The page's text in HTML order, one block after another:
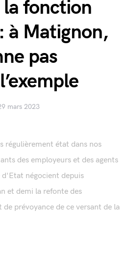
la fonction
à Matignon,
pas
mars 2023
régulièrement état dans nos
des employeurs et des agents
négocient depuis
et demi la refonte des
prévoyance de ce versant de la